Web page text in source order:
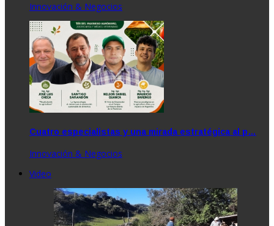
Innovación & Negocios
Cuatro especialistas y una mirada estratégica al p…
Innovación & Negocios
Video